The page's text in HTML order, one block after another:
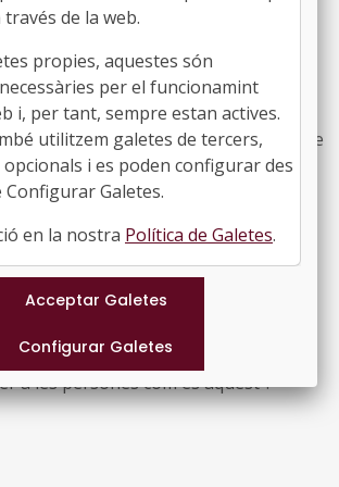
sentit va afirmar que cal millorar la
de l’aigua: "És una competència
sotmesa a altres normatives i
central i el Reglament de Domini
organismes de conca o l’ACA fan que
provoquin dificultats en la
de diverses formes, amb exigències
duplicitats, descoordinació o fins i
per això és imprescindible
nacional per l’aigua, que eviti
obri un procés de diàleg i d’acords
servei tan fonamental i tan
a les persones com és aquest”.
de la web.
propies, aquestes són
per el funcionamint
i, per tant, sempre estan actives.
utilitzem galetes de tercers,
i es poden configurar des
Configurar Galetes.
en la nostra Política de Galetes.